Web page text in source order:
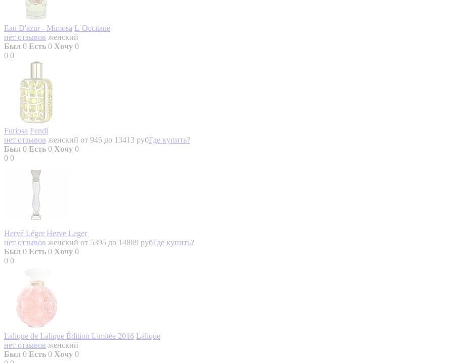
Eau D'azur - Mimosa L`Occitane
нет отзывов женский
Был 0 Есть 0 Хочу 0
0 0
Furiosa Fendi
нет отзывов женский от 945 до 13413 рубГде купить?
Был 0 Есть 0 Хочу 0
0 0
Hervé Léger Herve Leger
нет отзывов женский от 5395 до 14809 рубГде купить?
Был 0 Есть 0 Хочу 0
0 0
Lalique de Lalique Édition Limitée 2016 Lalique
нет отзывов женский
Был 0 Есть 0 Хочу 0